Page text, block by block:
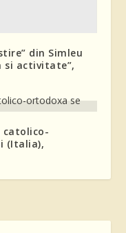
din Simleu
si activitate”,
(Italia),